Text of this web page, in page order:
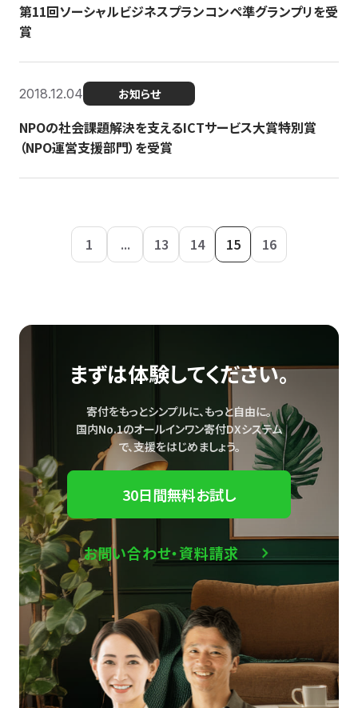
第11回ソーシャルビジネスプランコンペ準グランプリを受
賞
2018.12.04 お知らせ
NPOの社会課題解決を支えるICTサービス大賞特別賞
（NPO運営支援部門）を受賞
1 ... 13 14 15 16
まずは体験してください。
寄付をもっとシンプルに、もっと自由に。
国内No.1のオールインワン寄付DXシステム
で、支援をはじめましょう。
30日間無料お試し
お問い合わせ・資料請求